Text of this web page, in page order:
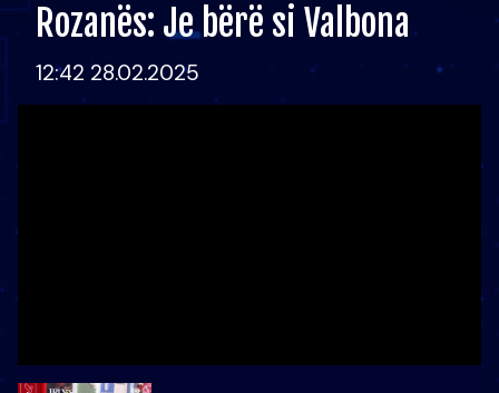
Rozanës: Je bërë si Valbona
12:42 28.02.2025